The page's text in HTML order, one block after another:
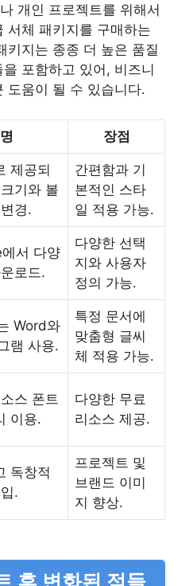
개인 프로젝트를 위해서
서체 패키지를 구매하는
키지는 종종 더 높은 품질
포함하고 있어, 비즈니
도움이 될 수 있습니다.
장점
제공되
기와 볼
경.
간편함과 기
본적인 스타
일 적용 가능.
서 다양
로드.
다양한 선택
지와 사용자
정의 가능.
Word와
램 사용.
특정 문서에
맞춤형 글씨
체 적용 가능.
스 폰트
이용.
다양한 무료
리소스 제공.
독창적
.
프로젝트 및
브랜드 이미
지 향상.